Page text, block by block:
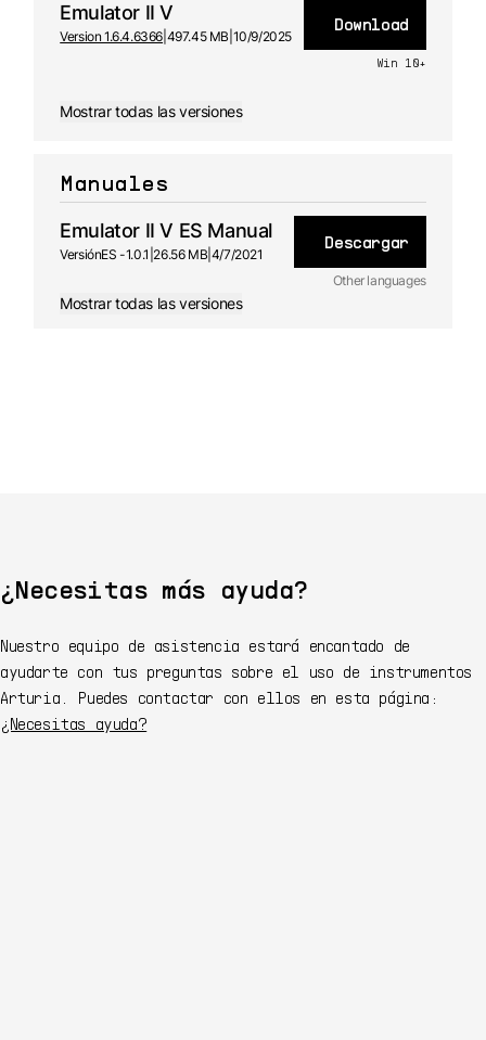
Emulator II V
Version 1.6.4.6366 497.45 MB 10/9/2025
Download
Win 10+
Mostrar todas las versiones
Manuales
Emulator II V ES Manual
VersiónES -1.0.1 26.56 MB 4/7/2021
Descargar
Other languages
Mostrar todas las versiones
¿Necesitas más ayuda?
Nuestro equipo de asistencia estará encantado de
ayudarte con tus preguntas sobre el uso de instrumentos
Arturia. Puedes contactar con ellos en esta página:
¿Necesitas ayuda?